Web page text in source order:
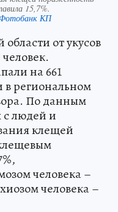
15,7%.
КП
от укусов
на 661
региональном
По данным
с людей и
клещей
человека –
человека –